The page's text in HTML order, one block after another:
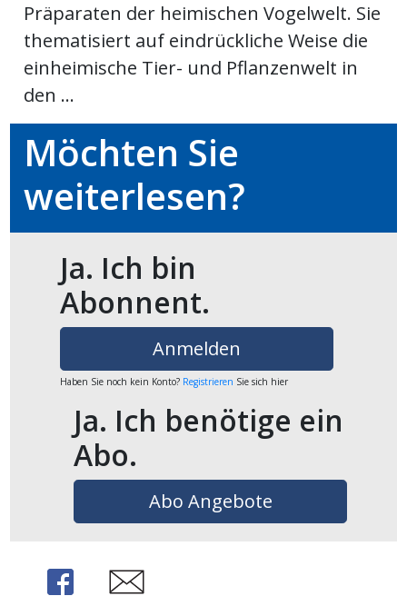
Präparaten der heimischen Vogelwelt. Sie
thematisiert auf eindrückliche Weise die
einheimische Tier- und Pflanzenwelt in
den ...
Möchten Sie
weiterlesen?
Ja. Ich bin
Abonnent.
Anmelden
Haben Sie noch kein Konto? Registrieren Sie sich hier
Ja. Ich benötige ein
Abo.
Abo Angebote
Share Share